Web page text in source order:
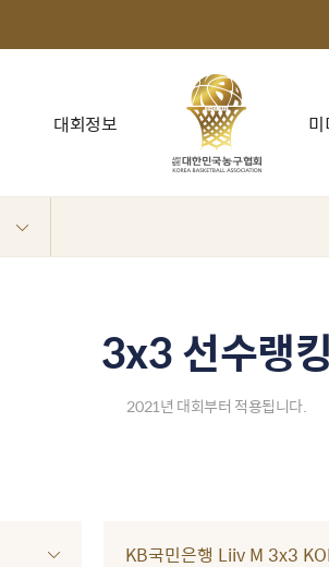
대회정보
3x3 선수랭킹
2021년 대회부터 적용됩니다.
KB국민은행 Liiv M 3x3